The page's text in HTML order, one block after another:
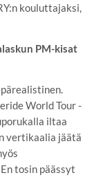
kouluttajaksi,
PM-kisat
World Tour -
iltaa
vertikaalia jäätä
tosin päässyt